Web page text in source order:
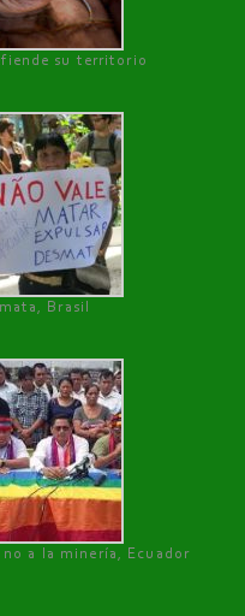
su territorio
Brasil
no a la minería, Ecuador